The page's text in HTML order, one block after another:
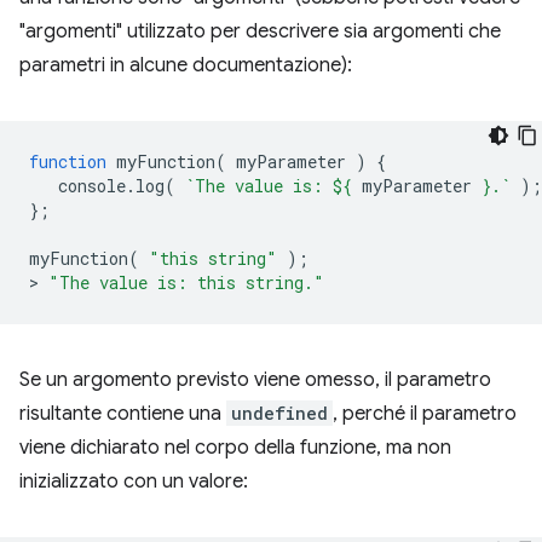
"argomenti" utilizzato per descrivere sia argomenti che
parametri in alcune documentazione):
function myFunction( myParameter )
{
console. log( `The value is: ${ myParameter } .`
);
};
myFunction( "this string"
);
> "The value is: this string."
Se un argomento previsto viene omesso, il parametro
risultante contiene una undefined , perché il parametro
viene dichiarato nel corpo della funzione, ma non
inizializzato con un valore: